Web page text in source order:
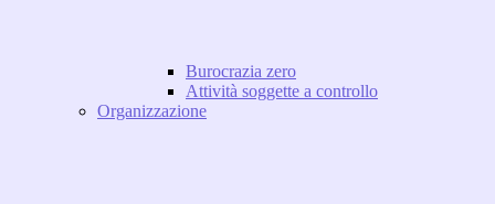
Burocrazia zero
Attività soggette a controllo
Organizzazione